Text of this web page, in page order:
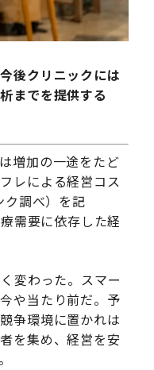
後クリニックには
までを提供する
増加の一途をたど
レによる経営コス
ク調べ）を記
需要に依存した経
変わった。スマー
や当たり前だ。予
争環境に置かれは
を集め、経営を安